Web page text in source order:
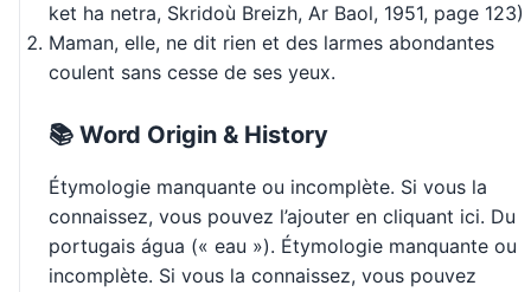
ket ha netra, Skridoù Breizh, Ar Baol, 1951, page 123)
Maman, elle, ne dit rien et des larmes abondantes
coulent sans cesse de ses yeux.
📚 Word Origin & History
Étymologie manquante ou incomplète. Si vous la
connaissez, vous pouvez l’ajouter en cliquant ici. Du
portugais água (« eau »). Étymologie manquante ou
incomplète. Si vous la connaissez, vous pouvez